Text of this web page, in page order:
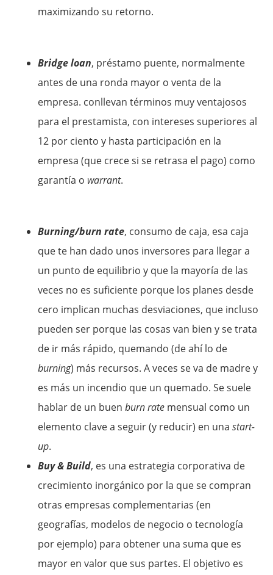
maximizando su retorno.
Bridge loan, préstamo puente, normalmente
antes de una ronda mayor o venta de la
empresa. conllevan términos muy ventajosos
para el prestamista, con intereses superiores al
12 por ciento y hasta participación en la
empresa (que crece si se retrasa el pago) como
garantía o warrant.
Burning/burn rate, consumo de caja, esa caja
que te han dado unos inversores para llegar a
un punto de equilibrio y que la mayoría de las
veces no es suficiente porque los planes desde
cero implican muchas desviaciones, que incluso
pueden ser porque las cosas van bien y se trata
de ir más rápido, quemando (de ahí lo de
burning) más recursos. A veces se va de madre y
es más un incendio que un quemado. Se suele
hablar de un buenburn rate mensual como un
elemento clave a seguir (y reducir) en unastart-
up.
Buy & Build, es una estrategia corporativa de
crecimiento inorgánico por la que se compran
otras empresas complementarias (en
geografías, modelos de negocio o tecnología
por ejemplo) para obtener una suma que es
mayor en valor que sus partes. El objetivo es